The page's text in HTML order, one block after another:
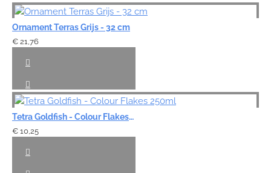
Ornament Terras Grijs - 32 cm
€ 21,76
Tetra Goldfish - Colour Flakes 250ml
€ 10,25